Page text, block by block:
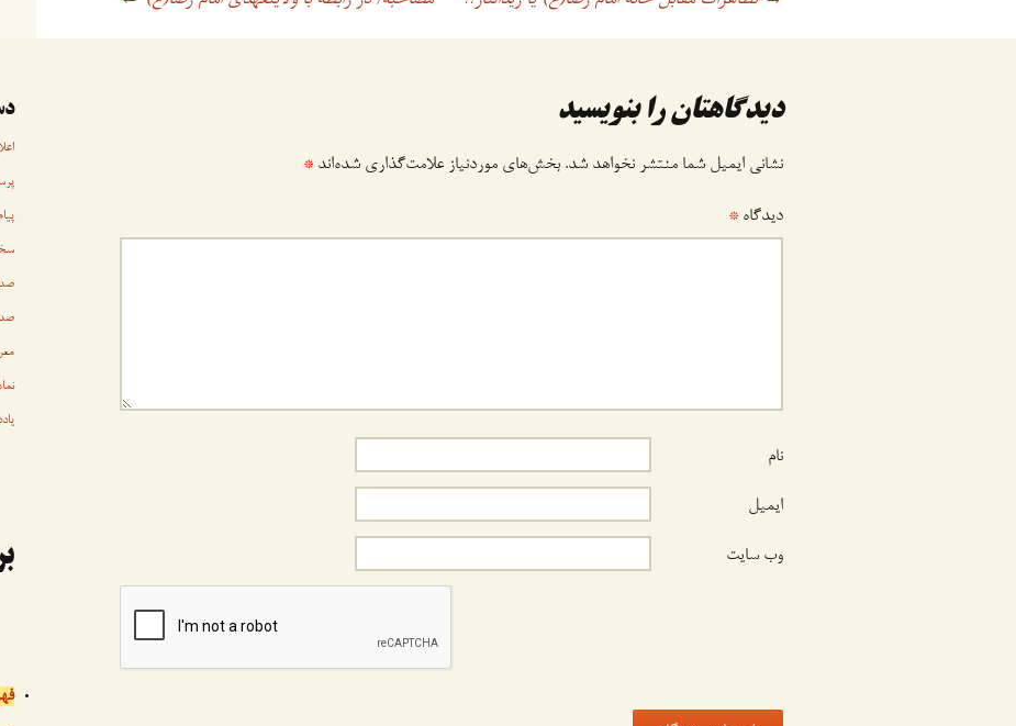
دیدگاهتان را بنویسید
نشانی ایمیل شما منتشر نخواهد شد. بخش‌های موردنیاز علامت‌گذاری شده‌اند *
دیدگاه *
نام
ایمیل
وب‌ سایت